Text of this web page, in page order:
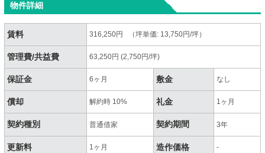
物件詳細
賃料 316,250円 （坪単価: 13,750円/坪）
管理費/共益費 63,250円 (2,750円/坪)
保証金 6ヶ月 敷金 なし
償却 解約時 10% 礼金 1ヶ月
契約種別 普通借家 契約期間 3年
更新料 1ヶ月 造作価格 -